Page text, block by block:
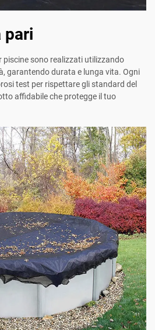
pari
piscine sono realizzati utilizzando
garantendo durata e lunga vita. Ogni
test per rispettare gli standard del
affidabile che protegge il tuo